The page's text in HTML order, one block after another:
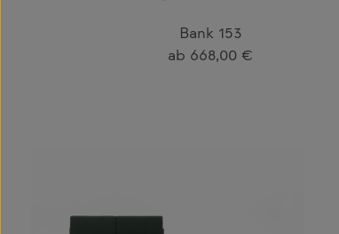
Bank 153
Regulärer Preis:
ab 668,00 €